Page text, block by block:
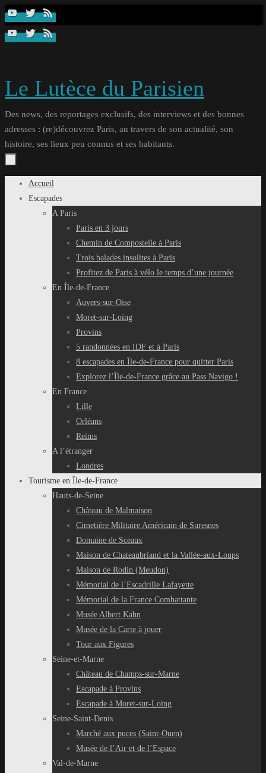
Passer
contenu
Le Lutèce du Parisien
Des news, des reportages exclusifs, des interviews et des bonnes
adresses : (re)découvrez Paris, au travers de son actualité, son
histoire, ses lieux peu connus et ses habitants.
Passer
Accueil
Escapades
A Paris
Paris en 3 jours
Chemin de Compostelle à Paris
Trois balades insolites à Paris
Profitez de Paris à vélo le temps d’une journée
En Île-de-France
Auvers-sur-Oise
Moret-sur-Loing
Provins
5 randonnées en IDF et à Paris
8 escapades en Île-de-France pour quitter Paris
Explorez l’Île-de-France grâce au Pass Navigo !
En France
Lille
Orléans
Reims
A l’étranger
Londres
Tourisme en Île-de-France
Hauts-de-Seine
Château de Malmaison
Cimetière Militaire Américain de Suresnes
Domaine de Sceaux
Maison de Chateaubriand et la Vallée-aux-Loups
Maison de Rodin (Meudon)
Mémorial de l’Escadrille Lafayette
Mémorial de la France Combattante
Musée Albert Kahn
Musée de la Carte à jouer
Tour aux Figures
Seine-et-Marne
Château de Champs-sur-Marne
Escapade à Provins
Escapade à Moret-sur-Loing
Seine-Saint-Denis
Marché aux puces (Saint-Ouen)
Musée de l’Air et de l’Espace
Val-de-Marne